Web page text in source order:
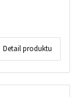
Detail produktu